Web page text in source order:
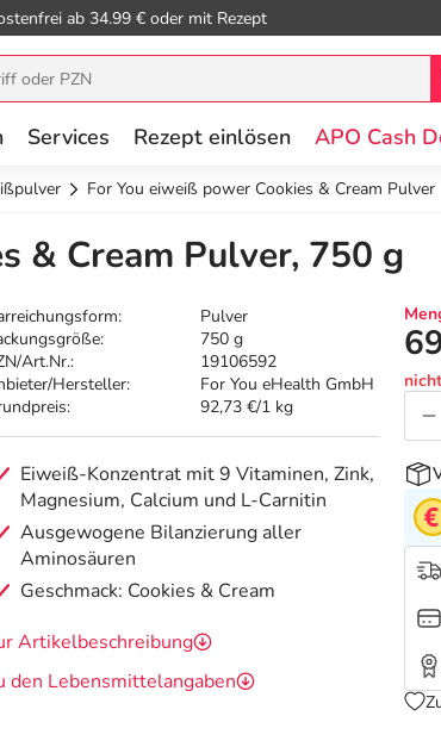
ab 34.99 € oder mit Rezept
Services Rezept einlösen APO Cash
For You eiweiß power Cookies & Cream Pulver
& Cream Pulver, 750 g
Pulver
750 g
Art.Nr.:
19106592
Hersteller:
For You eHealth GmbH
92,73 €/1 kg
Eiweiß-Konzentrat mit 9 Vitaminen, Zink,
Magnesium, Calcium und L-Carnitin
Ausgewogene Bilanzierung aller
Aminosäuren
Geschmack: Cookies & Cream
Artikelbeschreibung
den Lebensmittelangaben